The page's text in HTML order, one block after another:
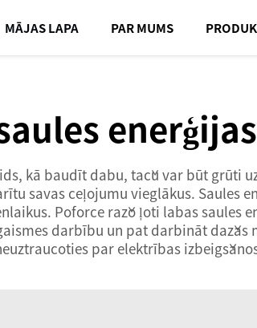
MĀJAS LAPA PAR MUMS
kā baudīt dabu, taču var būt grūti
savas ceļojumu vieglākus.
Poforce ražo ļoti labas saules
darbību un pat darbināt dažas
par elektrības